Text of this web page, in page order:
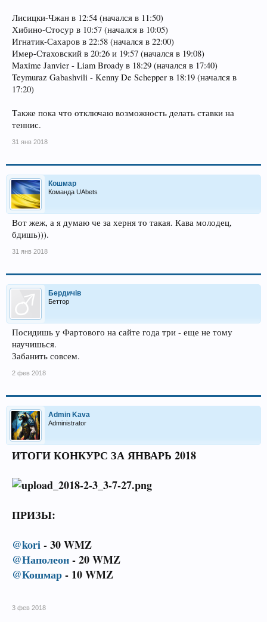
Лисицки-Чжан в 12:54 (начался в 11:50)
Хибино-Стосур в 10:57 (начался в 10:05)
Игнатик-Сахаров в 22:58 (начался в 22:00)
Имер-Стаховский в 20:26 и 19:57 (начался в 19:08)
Maxime Janvier - Liam Broady в 18:29 (начался в 17:40)
Teymuraz Gabashvili - Kenny De Schepper в 18:19 (начался в
17:20)
Также пока что отключаю возможность делать ставки на
теннис.
31 янв 2018
Кошмар
Команда UAbets
Вот жеж, а я думаю че за херня то такая. Кава молодец,
бдишь))).
31 янв 2018
Бердичів
Беттор
Посидишь у Фартового на сайте года три - еще не тому
научишься.
Забанить совсем.
2 фев 2018
Admin Kava
Administrator
ИТОГИ КОНКУРС ЗА ЯНВАРЬ 2018
ПРИЗЫ:
@kori- 30 WMZ
@Наполеон- 20 WMZ
@Кошмар- 10 WMZ
3 фев 2018